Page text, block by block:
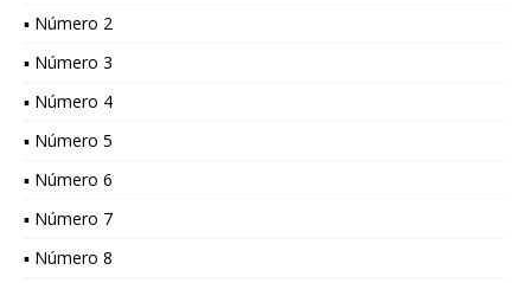
▪ Número 2
▪ Número 3
▪ Número 4
▪ Número 5
▪ Número 6
▪ Número 7
▪ Número 8